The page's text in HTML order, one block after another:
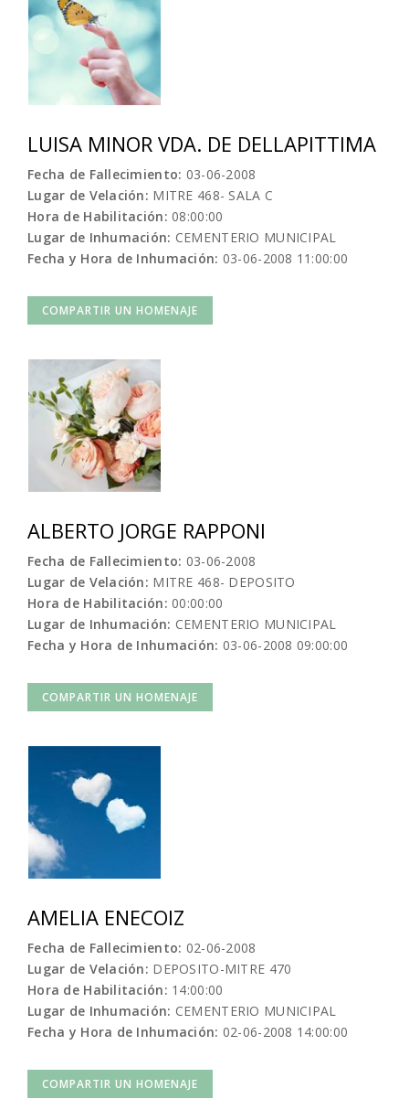
LUISA MINOR VDA. DE DELLAPITTIMA
Fecha de Fallecimiento: 03-06-2008
Lugar de Velación: MITRE 468- SALA C
Hora de Habilitación: 08:00:00
Lugar de Inhumación: CEMENTERIO MUNICIPAL
Fecha y Hora de Inhumación: 03-06-2008 11:00:00
COMPARTIR UN HOMENAJE
ALBERTO JORGE RAPPONI
Fecha de Fallecimiento: 03-06-2008
Lugar de Velación: MITRE 468- DEPOSITO
Hora de Habilitación: 00:00:00
Lugar de Inhumación: CEMENTERIO MUNICIPAL
Fecha y Hora de Inhumación: 03-06-2008 09:00:00
COMPARTIR UN HOMENAJE
AMELIA ENECOIZ
Fecha de Fallecimiento: 02-06-2008
Lugar de Velación: DEPOSITO-MITRE 470
Hora de Habilitación: 14:00:00
Lugar de Inhumación: CEMENTERIO MUNICIPAL
Fecha y Hora de Inhumación: 02-06-2008 14:00:00
COMPARTIR UN HOMENAJE